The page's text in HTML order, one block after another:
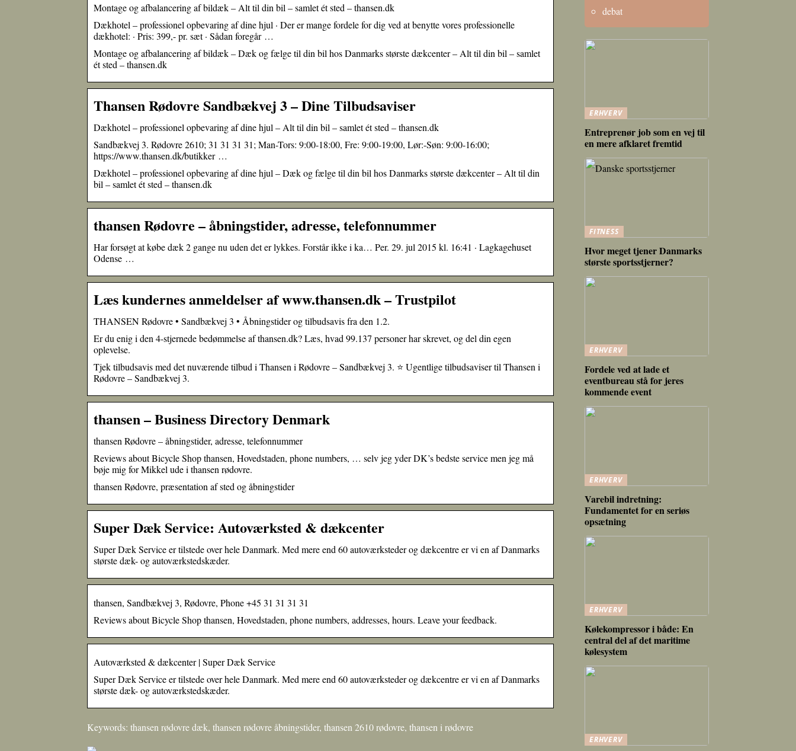
Montage og afbalancering af bildæk – Alt til din bil – samlet ét sted – thansen.dk
Dækhotel – professionel opbevaring af dine hjul · Der er mange fordele for dig ved at benytte vores professionelle
dækhotel: · Pris: 399,- pr. sæt · Sådan foregår …
Montage og afbalancering af bildæk – Dæk og fælge til din bil hos Danmarks største dækcenter – Alt til din bil – samlet
ét sted – thansen.dk
Thansen Rødovre Sandbækvej 3 – Dine Tilbudsaviser
Dækhotel – professionel opbevaring af dine hjul – Alt til din bil – samlet ét sted – thansen.dk
Sandbækvej 3. Rødovre 2610; 31 31 31 31; Man-Tors: 9:00-18:00, Fre: 9:00-19:00, Lør:-Søn: 9:00-16:00;
https://www.thansen.dk/butikker …
Dækhotel – professionel opbevaring af dine hjul – Dæk og fælge til din bil hos Danmarks største dækcenter – Alt til din
bil – samlet ét sted – thansen.dk
thansen Rødovre – åbningstider, adresse, telefonnummer
Har forsøgt at købe dæk 2 gange nu uden det er lykkes. Forstår ikke i ka… Per. 29. jul 2015 kl. 16:41 · Lagkagehuset
Odense …
Læs kundernes anmeldelser af www.thansen.dk – Trustpilot
THANSEN Rødovre • Sandbækvej 3 • Åbningstider og tilbudsavis fra den 1.2.
Er du enig i den 4-stjernede bedømmelse af thansen.dk? Læs, hvad 99.137 personer har skrevet, og del din egen
oplevelse.
Tjek tilbudsavis med det nuværende tilbud i Thansen i Rødovre – Sandbækvej 3. ⭐ Ugentlige tilbudsaviser til Thansen i
Rødovre – Sandbækvej 3.
thansen – Business Directory Denmark
thansen Rødovre – åbningstider, adresse, telefonnummer
Reviews about Bicycle Shop thansen, Hovedstaden, phone numbers, … selv jeg yder DK’s bedste service men jeg må
bøje mig for Mikkel ude i thansen rødovre.
thansen Rødovre, præsentation af sted og åbningstider
Super Dæk Service: Autoværksted & dækcenter
Super Dæk Service er tilstede over hele Danmark. Med mere end 60 autoværksteder og dækcentre er vi en af Danmarks
største dæk- og autoværkstedskæder.
thansen, Sandbækvej 3, Rødovre, Phone +45 31 31 31 31
Reviews about Bicycle Shop thansen, Hovedstaden, phone numbers, addresses, hours. Leave your feedback.
Autoværksted & dækcenter | Super Dæk Service
Super Dæk Service er tilstede over hele Danmark. Med mere end 60 autoværksteder og dækcentre er vi en af Danmarks
største dæk- og autoværkstedskæder.
Keywords: thansen rødovre dæk, thansen rødovre åbningstider, thansen 2610 rødovre, thansen i rødovre
debat
ERHVERV
Entreprenør job som en vej til
en mere afklaret fremtid
FITNESS
Hvor meget tjener Danmarks
største sportsstjerner?
ERHVERV
Fordele ved at lade et
eventbureau stå for jeres
kommende event
ERHVERV
Varebil indretning:
Fundamentet for en seriøs
opsætning
ERHVERV
Kølekompressor i både: En
central del af det maritime
kølesystem
ERHVERV